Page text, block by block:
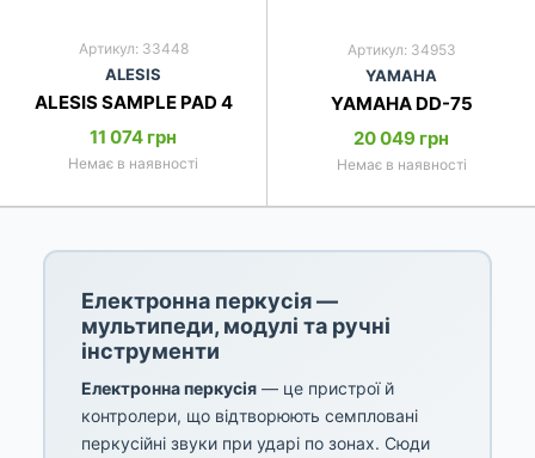
Артикул: 33448
ALESIS
ALESIS SAMPLE PAD 4
11 074 грн
Немає в наявності
Артикул: 34953
YAMAHA
YAMAHA DD-75
20 049 грн
Немає в наявності
Електронна перкусія —
мультипеди, модулі та ручні
інструменти
Електронна перкусія — це пристрої й
контролери, що відтворюють семпловані
перкусійні звуки при ударі по зонах. Сюди